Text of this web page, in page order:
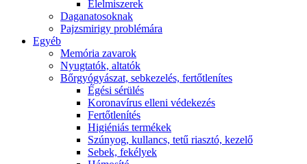
É́lelmiszerek
Daganatosoknak
Pajzsmirigy problémára
Egyéb
Memória zavarok
Nyugtatók, altatók
Bőrgyógyászat, sebkezelés, fertőtlenítes
É́gési sérülés
Koronavírus elleni védekezés
Fertőtlenítés
Higiéniás termékek
Szúnyog, kullancs, tetű riasztó, kezelő
Sebek, fekélyek